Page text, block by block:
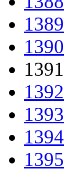
1389
1390
1391
1392
1393
1394
1395